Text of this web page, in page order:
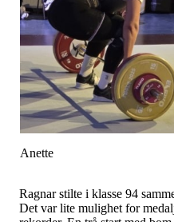
Anette
Ragnar stilte i klasse 94
Det var lite mulighet for